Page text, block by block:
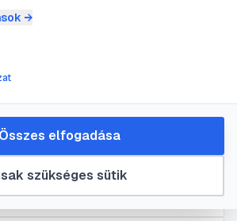
gondozása:
dús lombozatért és
Spathiphyllum, elegáns fehér
képességével az egyik
Megfelelő
a fényviszonyok, az öntözés és a
egyensúlyának megteremtésével
→
szükséges sütik
Összes elfogadása